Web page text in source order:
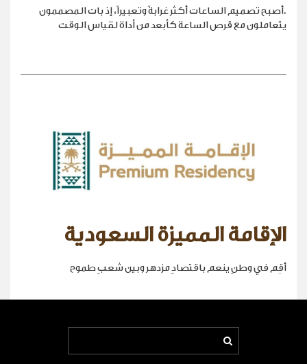
.أصبح تصميم الساعات أكثر غرابةً وتعبيراً، إذ بات المصممون
يتعاملون مع قرص الساعة كأبعد من أداة لقياس الوقت
الإقامة المميزة السعودية
أقِم في وطنٍ ينعم باقتصادٍ مزدهر وبين شعبٍ طموح